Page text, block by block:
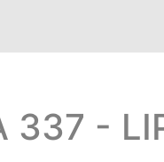
337 -